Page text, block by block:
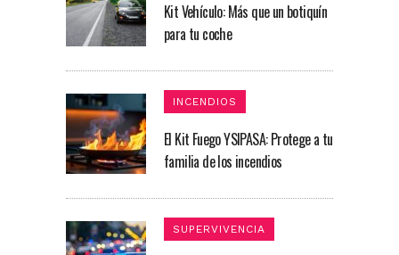
Kit Vehículo: Más que un botiquín
para tu coche​
INCENDIOS
El Kit Fuego YSIPASA: Protege a tu
familia de los incendios
SUPERVIVENCIA